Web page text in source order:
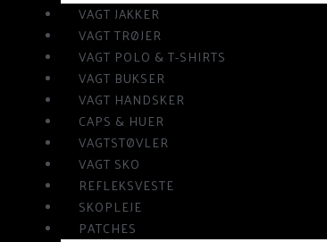
VAGT JAKKER
VAGT TRØJER
VAGT POLO & T-SHIRTS
VAGT BUKSER
VAGT HANDSKER
CAPS & HUER
VAGTSTØVLER
VAGT SKO
REFLEKSVESTE
SKOPLEJE
PATCHES